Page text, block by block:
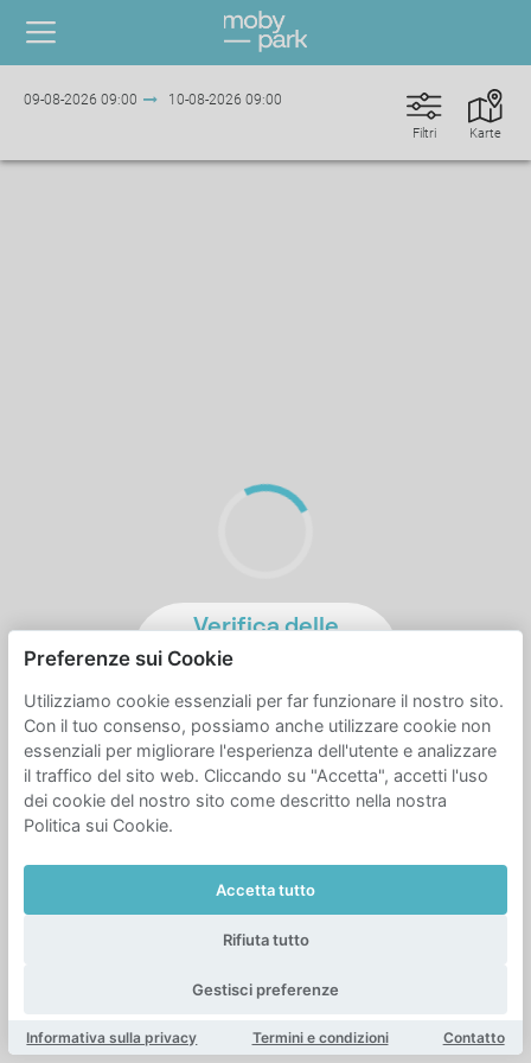
Verifica delle
migliori tariffe per
09-08-2026 09:00 10-08-2026 09:00
Karte
Filtri
Preferenze sui Cookie
Utilizziamo cookie essenziali per far funzionare il nostro sito.
Con il tuo consenso, possiamo anche utilizzare cookie non
essenziali per migliorare l'esperienza dell'utente e analizzare
il traffico del sito web. Cliccando su "Accetta", accetti l'uso
dei cookie del nostro sito come descritto nella nostra
Politica sui Cookie.
Accetta tutto
Rifiuta tutto
Gestisci preferenze
Informativa sulla privacy Termini e condizioni Contatto